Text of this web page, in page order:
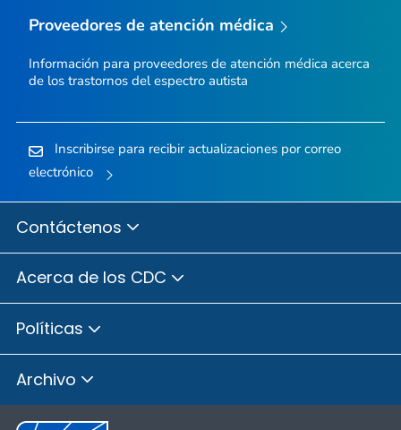
Proveedores de atención médica
Información para proveedores de atención médica acerca
de los trastornos del espectro autista
Inscribirse para recibir actualizaciones por correo
electrónico
Contáctenos
Acerca de los CDC
Políticas
Archivo